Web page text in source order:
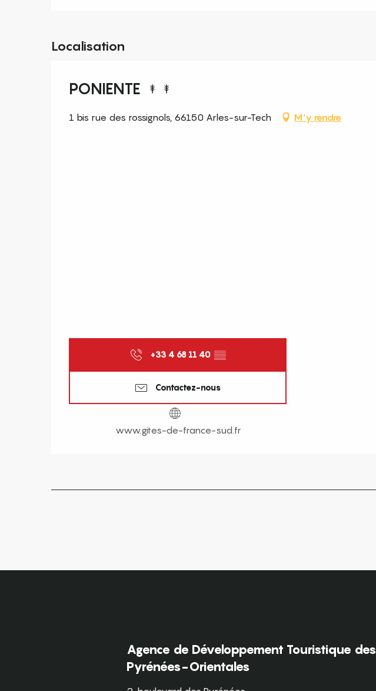
Localisation
PONIENTE
1 bis rue des rossignols, 66150 Arles-sur-Tech M'y rendre
+33 4 68 11 40 ▒▒
Contactez-nous
www.gites-de-france-sud.fr
Agence de Développement Touristique des
Pyrénées-Orientales